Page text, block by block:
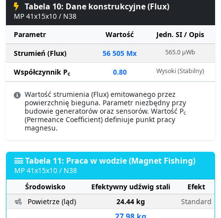
Tabela 10: Dane konstrukcyjne (Flux)
MP 41x15x10 / N38
Parametr
Wartość
Jedn. SI / Opis
Strumień (Flux)
56 505 Mx 565.0 µWb
Współczynnik Pc 0.80 Wysoki (Stabilny)
Wartość strumienia (Flux) emitowanego przez
powierzchnię bieguna. Parametr niezbędny przy
budowie generatorów oraz sensorów. Wartość Pc
(Permeance Coefficient) definiuje punkt pracy
magnesu.
Tabela 11: Praca w wodzie (Magnet Fishing)
MP 41x15x10 / N38
Środowisko
Efektywny udźwig stali
Efekt
Powietrze (ląd)
24.44 kg Standard